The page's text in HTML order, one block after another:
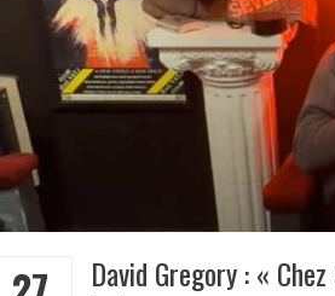
David Gregory : «